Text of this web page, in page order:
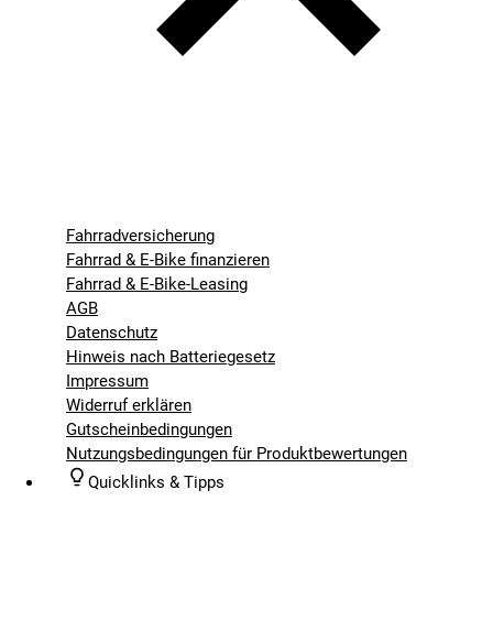
Fahrradversicherung
Fahrrad & E-Bike finanzieren
Fahrrad & E-Bike-Leasing
AGB
Datenschutz
Hinweis nach Batteriegesetz
Impressum
Widerruf erklären
Gutscheinbedingungen
Nutzungsbedingungen für Produktbewertungen
Quicklinks & Tipps